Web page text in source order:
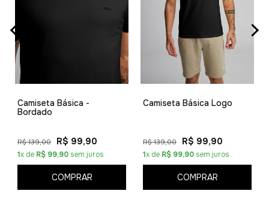
Camiseta Básica -
Bordado
R$ 139,00 R$ 99,90
1x de R$ 99,90 sem juros
COMPRAR
Camiseta Básica Logo
R$ 139,00 R$ 99,90
1x de R$ 99,90 sem juros
COMPRAR